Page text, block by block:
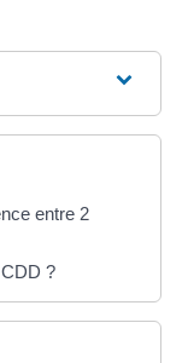
entre 2
?